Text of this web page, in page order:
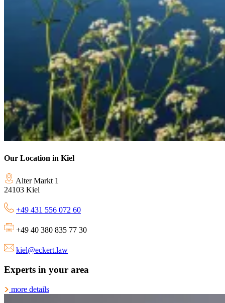
Our Location in Kiel
Alter Markt 1
24103 Kiel
+49 431 556 072 60
+49 40 380 835 77 30
kiel@eckert.law
Experts in your area
more details